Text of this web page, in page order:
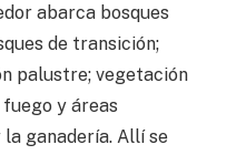
abarca bosques
de transición;
palustre; vegetación
y áreas
ganadería. Allí se